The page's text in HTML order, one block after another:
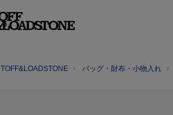
TOFF&LOADSTONE バッグ・財布・小物入れ